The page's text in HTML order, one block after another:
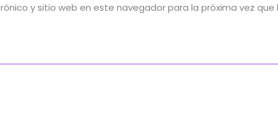
y sitio web en este navegador para la próxima vez